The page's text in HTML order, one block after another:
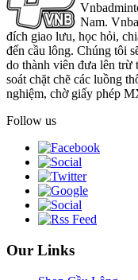
Nam.
đích giao lưu, học hỏi,
đến cầu lông. Chúng tôi
do thành viên đưa lên trừ
soát chặt chẽ các luồng
nghiệm, chờ giấy phép
Follow us
Our Links